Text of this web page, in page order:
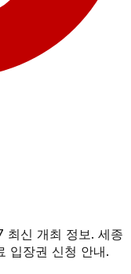
최신 개최 정보. 세종
입장권 신청 안내.